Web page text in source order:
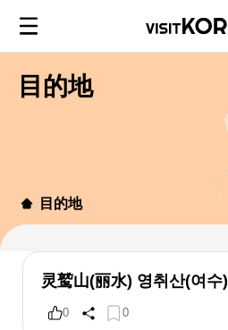
目的地
目的地
灵鹫山(丽水) 영취산(여수)
0 0